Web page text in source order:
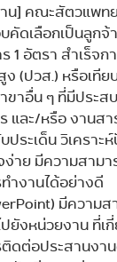
น] คณะสัตวแพท
ดเลือกเป็นลูกจ้
1 อัตรา สำเร็จก
(ปวส.) หรือเทีย
ขาอื่น ๆ ที่มีประ
และ/หรือ งานส
ระเด็น วิเครา
ง่าย มีความสามา
ำงานได้อย่างดี
มีความส
ยังหน่วยงาน ที่เ
ดต่อประสานงา